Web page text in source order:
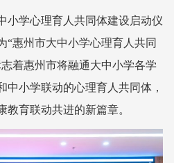
小学心理育人共同体建设启动仪
“惠州市大中小学心理育人共同
着惠州市将融通大中小学各学
中小学联动的心理育人共同体，
育联动共进的新篇章。